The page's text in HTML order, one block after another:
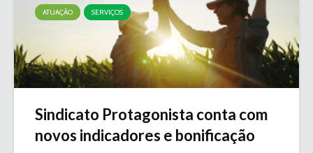
ATUAÇÃO SERVIÇOS
Sindicato Protagonista conta com
novos indicadores e bonificação